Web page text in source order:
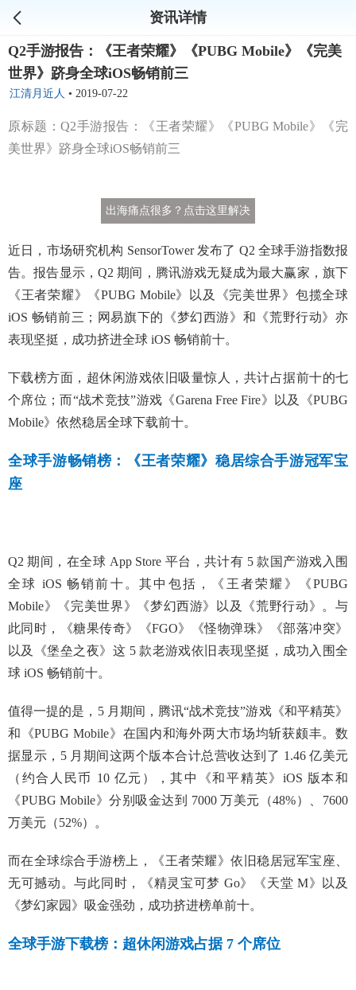
资讯详情
Q2手游报告：《王者荣耀》《PUBG Mobile》《完美
世界》跻身全球iOS畅销前三
江清月近人 • 2019-07-22
原标题：Q2手游报告：《王者荣耀》《PUBG Mobile》《完
美世界》跻身全球iOS畅销前三
出海痛点很多？点击这里解决
近日，市场研究机构 SensorTower 发布了 Q2 全球手游指数报
告。报告显示，Q2 期间，腾讯游戏无疑成为最大赢家，旗下
《王者荣耀》《PUBG Mobile》以及《完美世界》包揽全球
iOS 畅销前三；网易旗下的《梦幻西游》和《荒野行动》亦
表现坚挺，成功挤进全球 iOS 畅销前十。
下载榜方面，超休闲游戏依旧吸量惊人，共计占据前十的七
个席位；而“战术竞技”游戏《Garena Free Fire》以及《PUBG
Mobile》依然稳居全球下载前十。
全球手游畅销榜：《王者荣耀》稳居综合手游冠军宝
座
Q2 期间，在全球 App Store 平台，共计有 5 款国产游戏入围
全球 iOS 畅销前十。其中包括，《王者荣耀》《PUBG
Mobile》《完美世界》《梦幻西游》以及《荒野行动》。与
此同时，《糖果传奇》《FGO》《怪物弹珠》《部落冲突》
以及《堡垒之夜》这 5 款老游戏依旧表现坚挺，成功入围全
球 iOS 畅销前十。
值得一提的是，5 月期间，腾讯“战术竞技”游戏《和平精英》
和《PUBG Mobile》在国内和海外两大市场均斩获颇丰。数
据显示，5 月期间这两个版本合计总营收达到了 1.46 亿美元
（约合人民币 10 亿元），其中《和平精英》iOS 版本和
《PUBG Mobile》分别吸金达到 7000 万美元（48%）、7600
万美元（52%）。
而在全球综合手游榜上，《王者荣耀》依旧稳居冠军宝座、
无可撼动。与此同时，《精灵宝可梦 Go》《天堂 M》以及
《梦幻家园》吸金强劲，成功挤进榜单前十。
全球手游下载榜：超休闲游戏占据 7 个席位